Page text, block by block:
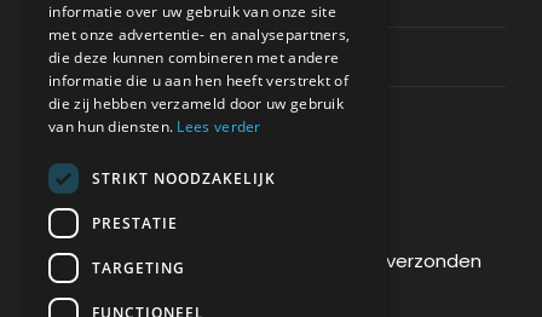
Contact Channels
BETAAL VEILIG BIJ ONS
De betaling wordt versleuteld en veilig verzonden
via een SSL-protocol.
informatie over uw gebruik van onze site
met onze advertentie- en analysepartners,
die deze kunnen combineren met andere
informatie die u aan hen heeft verstrekt of
die zij hebben verzameld door uw gebruik
van hun diensten. Lees verder
STRIKT NOODZAKELIJK
PRESTATIE
TARGETING
FUNCTIONEEL